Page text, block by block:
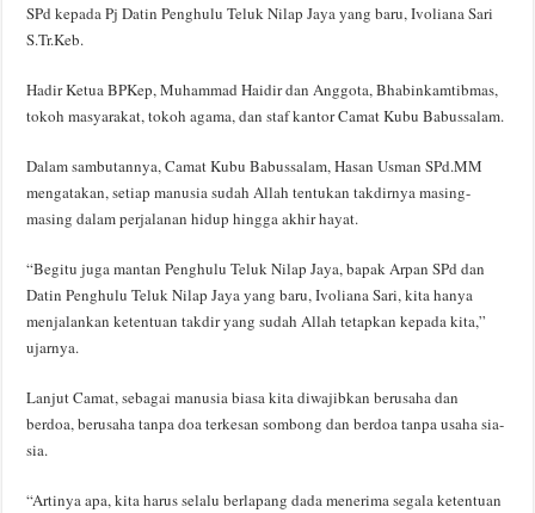
SPd kepada Pj Datin Penghulu Teluk Nilap Jaya yang baru, Ivoliana Sari
S.Tr.Keb.
Hadir Ketua BPKep, Muhammad Haidir dan Anggota, Bhabinkamtibmas,
tokoh masyarakat, tokoh agama, dan staf kantor Camat Kubu Babussalam.
Dalam sambutannya, Camat Kubu Babussalam, Hasan Usman SPd.MM
mengatakan, setiap manusia sudah Allah tentukan takdirnya masing-
masing dalam perjalanan hidup hingga akhir hayat.
“Begitu juga mantan Penghulu Teluk Nilap Jaya, bapak Arpan SPd dan
Datin Penghulu Teluk Nilap Jaya yang baru, Ivoliana Sari, kita hanya
menjalankan ketentuan takdir yang sudah Allah tetapkan kepada kita,”
ujarnya.
Lanjut Camat, sebagai manusia biasa kita diwajibkan berusaha dan
berdoa, berusaha tanpa doa terkesan sombong dan berdoa tanpa usaha sia-
sia.
“Artinya apa, kita harus selalu berlapang dada menerima segala ketentuan